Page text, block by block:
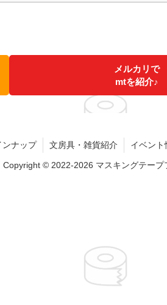
メルカリで
mtを紹介♪
ナップ 文房具・雑貨紹介 イベント
Copyright © 2022-2026 マスキングテープ